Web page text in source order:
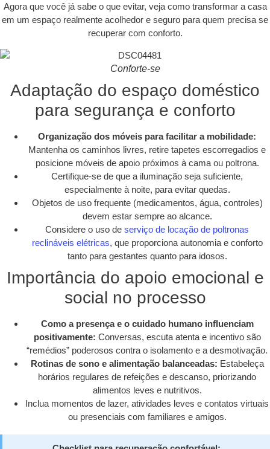
Agora que você já sabe o que evitar, veja como transformar a casa
em um espaço realmente acolhedor e seguro para quem precisa se
recuperar com conforto.
Conforte-se
Adaptação do espaço doméstico
para segurança e conforto
Organização dos móveis para facilitar a mobilidade:
Mantenha os caminhos livres, retire tapetes escorregadios e
posicione móveis de apoio próximos à cama ou poltrona.
Certifique-se de que a iluminação seja suficiente,
especialmente à noite, para evitar quedas.
Objetos de uso frequente (medicamentos, água, controles)
devem estar sempre ao alcance.
Considere o uso de serviço de locação de poltronas
reclináveis elétricas, que proporciona autonomia e conforto
tanto para gestantes quanto para idosos.
Importância do apoio emocional e
social no processo
Como a presença e o cuidado humano influenciam
positivamente: Conversas, escuta atenta e incentivo são
“remédios” poderosos contra o isolamento e a desmotivação.
Rotinas de sono e alimentação balanceadas: Estabeleça
horários regulares de refeições e descanso, priorizando
alimentos leves e nutritivos.
Inclua momentos de lazer, atividades leves e contatos virtuais
ou presenciais com familiares e amigos.